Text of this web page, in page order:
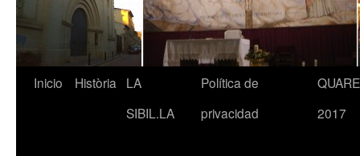
Inicio Història
LA
SIBIL.LA
Política de
privacidad
2017